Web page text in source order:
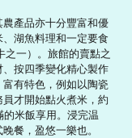
產品亦十分豐富和優
湖魚料理和一定要食
之一）。旅館的賣點之
按四季變化精心製作
有特色，例如以陶瓷
才開始點火煮米，約
米飯享用。浸完温
餐，盈悠一樂也。